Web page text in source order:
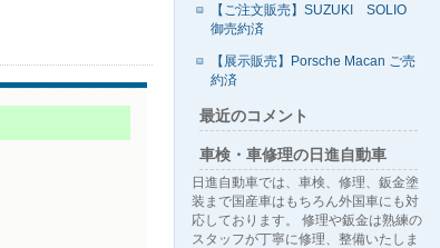
【ご注文販売】SUZUKI SOLIO
御売約済
【展示販売】Porsche Macan ご売
約済
最近のコメント
車検・車修理の日進自動車
日進自動車では、車検、修理、鈑金塗
装まで国産車はもちろん外国車にも対
応しております。 修理や鈑金は熟練の
スタッフが丁寧に修理、整備いたしま